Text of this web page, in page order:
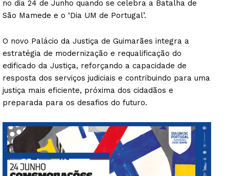
no dia 24 de Junho quando se celebra a Batalha de
São Mamede e o ‘Dia UM de Portugal’.
O novo Palácio da Justiça de Guimarães integra a
estratégia de modernização e requalificação do
edificado da Justiça, reforçando a capacidade de
resposta dos serviços judiciais e contribuindo para uma
justiça mais eficiente, próxima dos cidadãos e
preparada para os desafios do futuro.